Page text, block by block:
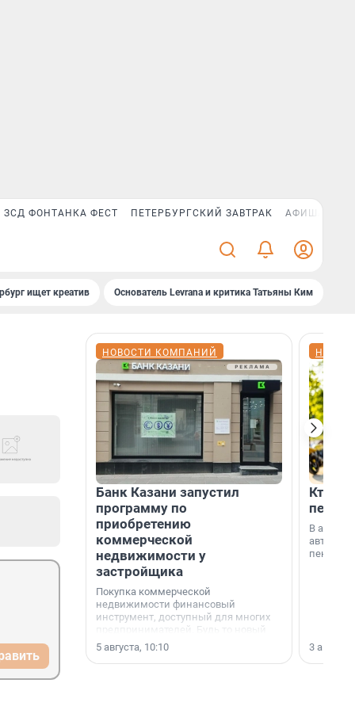
ЗСД ФОНТАНКА ФЕСТ ПЕТЕРБУРГСКИЙ ЗАВТРАК АФИША PLUS
ищет креатив Основатель Levrana и критика Татьяны Ким
НОВОСТИ КОМПАНИЙ
Банк Казани запустил
программу по
приобретению
коммерческой
недвижимости у
застройщика
Покупка коммерческой
недвижимости финансовый
инструмент, доступный для многих
предпринимателей. Будь то новый
офис, склад, торговое помещение
или готовый арендный бизнес —
успех сделки зависит от правильного
5 августа, 10:10
Кто
В
пенсии.
3